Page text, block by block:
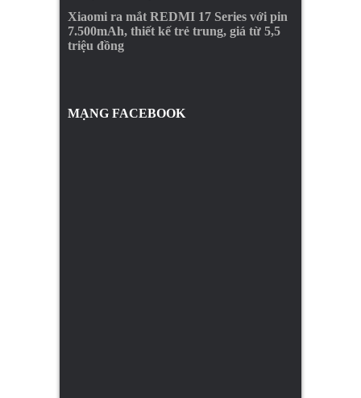
Xiaomi ra mắt REDMI 17 Series với pin
7.500mAh, thiết kế trẻ trung, giá từ 5,5
triệu đồng
MẠNG FACEBOOK